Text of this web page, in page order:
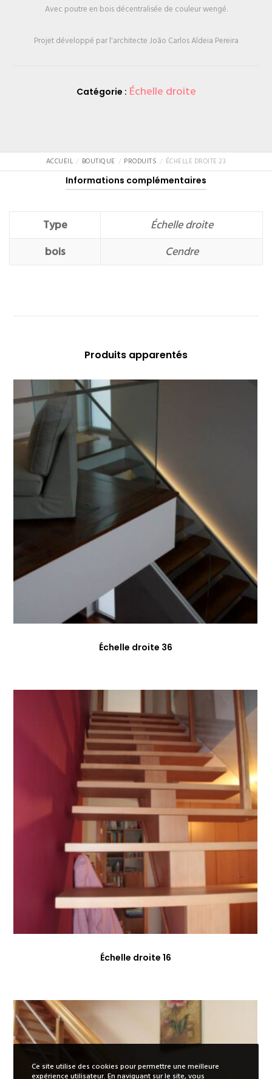
Avec poutre en bois décentralisée de couleur wengé.
Projet développé par l'architecte João Carlos Aldeia Pereira
Catégorie : Échelle droite
ACCUEIL BOUTIQUE PRODUITS ÉCHELLE DROITE 23
Informations complémentaires
Type
Échelle droite
bois
Cendre
Produits apparentés
Échelle droite 36
Échelle droite 16
Ce site utilise des cookies pour permettre une meilleure
expérience utilisateur. En naviguant sur le site, vous